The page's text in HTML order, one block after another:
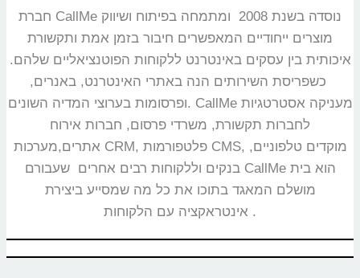
חברת CallMe נוסדה בשנת 2008 ומתמחה בפיתוח ושיווק
מוצרים ייחודיים המאפשרים חיבור בזמן אמת ותקשורת
איכותית בין עסקים באינטרנט ללקוחות הפוטנציאליים שלהם.
כשפריסת השירותים הנה באתרי האינטרנט, באנרים,
ופרסומות בערוצי המדיה השונים. CallMe מעניקה אסטרטגיות
לחברות תקשורת, משרדי פרסום, חברות אירוח
אתרים,מערכות CRM, פלטפורמות CMS, מוקדים טלפוניים,
בנקים וללקוחות רבים אחרים שעבורם CallMe הוא בית
מושלם המאגד בתוכו את כל מה שמסייע ביצירת
אינטראקציה עם הלקוחות.